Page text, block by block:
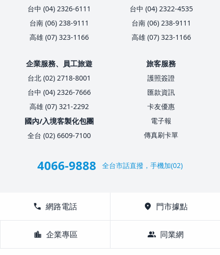
台中 (04) 2326-6111
台南 (06) 238-9111
高雄 (07) 323-1166
台中 (04) 2322-4535
台南 (06) 238-9111
高雄 (07) 323-1166
企業服務、員工旅遊
台北 (02) 2718-8001
台中 (04) 2326-7666
高雄 (07) 321-2292
國內/入境客製化包團
全台 (02) 6609-7100
旅客服務
護照簽證
匯款資訊
卡友優惠
電子報
傳真刷卡單
4066-9888 全台市話直撥，手機加(02)
call 網路電話 location_on 門市據點
location_city 企業專區 group 同業網